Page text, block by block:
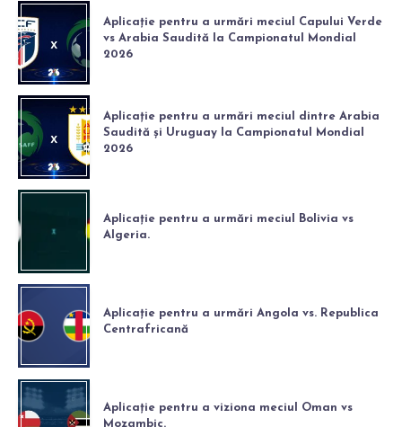
Aplicație pentru a urmări meciul Capului Verde
vs Arabia Saudită la Campionatul Mondial
2026
Aplicație pentru a urmări meciul dintre Arabia
Saudită și Uruguay la Campionatul Mondial
2026
Aplicație pentru a urmări meciul Bolivia vs
Algeria.
Aplicație pentru a urmări Angola vs. Republica
Centrafricană
Aplicație pentru a viziona meciul Oman vs
Mozambic.